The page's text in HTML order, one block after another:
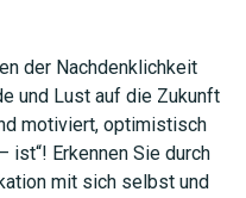
der Nachdenklichkeit
und Lust auf die Zukunft
motiviert, optimistisch
ist“! Erkennen Sie durch
mit sich selbst und